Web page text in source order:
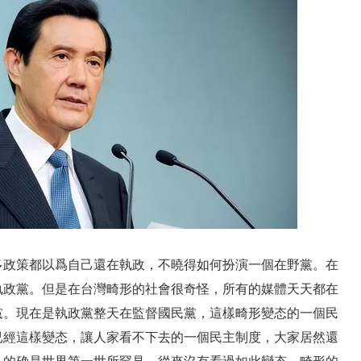
策都以爲自己還在執政，不曉得如何扮演一個在野黨。在
黨。但是在台灣畸形的社會很奇怪，所有的媒體天天都在
現在是執政黨整天在監督國民黨，這樣畸形變态的一個民
這樣變态，讓人家看不下去的一個民主制度，大家居然還